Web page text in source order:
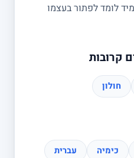
לומד לפתור בעצמו
קרובות
חולון
כימיה
עברית